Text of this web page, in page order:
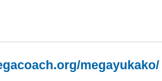
megayukako/